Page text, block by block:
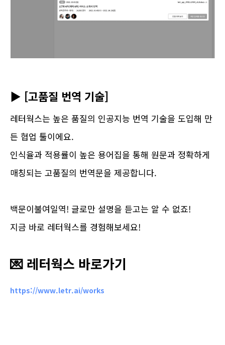
▶ [고품질 번역 기술]
레터웍스는 높은 품질의 인공지능 번역 기술을 도입해 만
든 협업 툴이에요.
인식율과 적용률이 높은 용어집을 통해 원문과 정확하게
매칭되는 고품질의 번역문을 제공합니다.
백문이불여일역! 글로만 설명을 듣고는 알 수 없죠!
지금 바로 레터웍스를 경험해보세요!
💌 레터웍스 바로가기
https://www.letr.ai/works